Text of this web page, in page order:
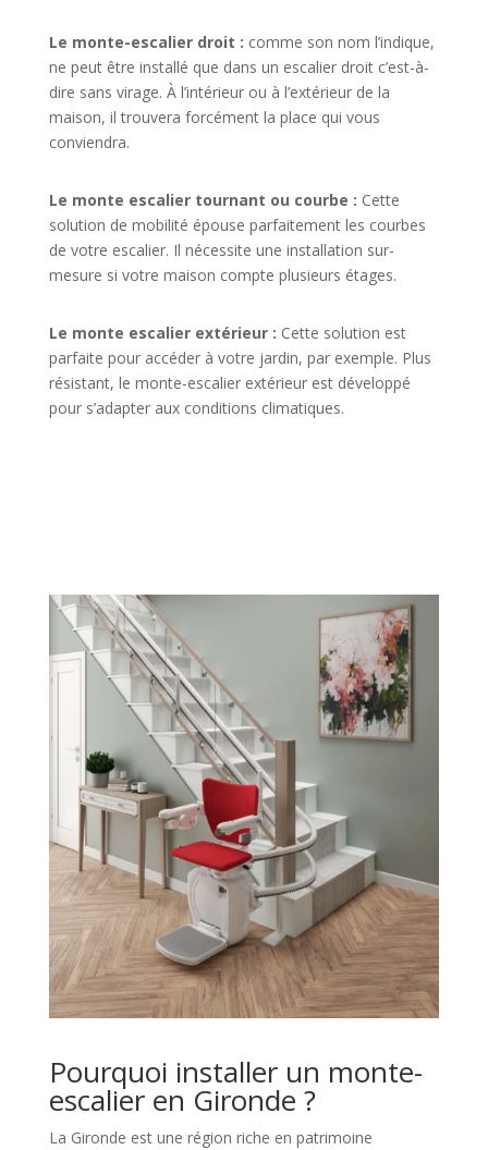
Le monte-escalier droit : comme son nom l’indique,
ne peut être installé que dans un escalier droit c’est-à-
dire sans virage. À l’intérieur ou à l’extérieur de la
maison, il trouvera forcément la place qui vous
conviendra.
Le monte escalier tournant ou courbe : Cette
solution de mobilité épouse parfaitement les courbes
de votre escalier. Il nécessite une installation sur-
mesure si votre maison compte plusieurs étages.
Le monte escalier extérieur : Cette solution est
parfaite pour accéder à votre jardin, par exemple. Plus
résistant, le monte-escalier extérieur est développé
pour s’adapter aux conditions climatiques.
Pourquoi installer un monte-
escalier en Gironde ?
La Gironde est une région riche en patrimoine